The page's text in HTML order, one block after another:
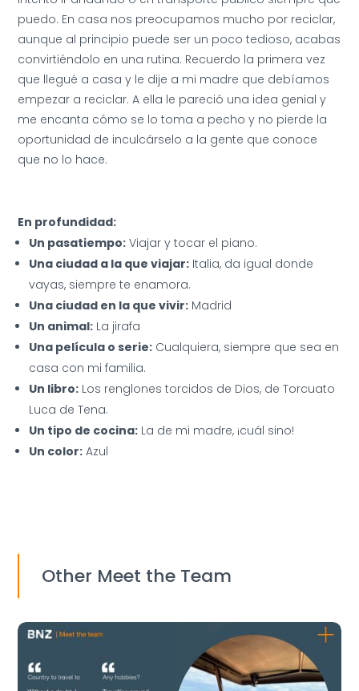
puedo. En casa nos preocupamos mucho por reciclar,
aunque al principio puede ser un poco tedioso, acabas
convirtiéndolo en una rutina. Recuerdo la primera vez
que llegué a casa y le dije a mi madre que debíamos
empezar a reciclar. A ella le pareció una idea genial y
me encanta cómo se lo toma a pecho y no pierde la
oportunidad de inculcárselo a la gente que conoce
que no lo hace.
En profundidad:
Un pasatiempo: Viajar y tocar el piano.
Una ciudad a la que viajar: Italia, da igual donde
vayas, siempre te enamora.
Una ciudad en la que vivir: Madrid
Un animal: La jirafa
Una película o serie: Cualquiera, siempre que sea en
casa con mi familia.
Un libro: Los renglones torcidos de Dios, de Torcuato
Luca de Tena.
Un tipo de cocina: La de mi madre, ¡cuál sino!
Un color: Azul
Other Meet the Team